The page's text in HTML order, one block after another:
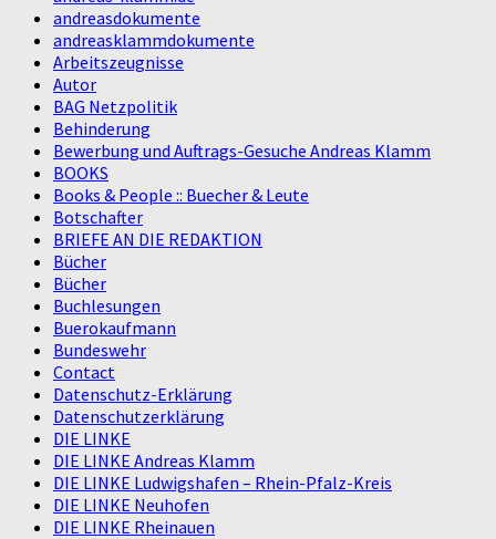
andreasdokumente
andreasklammdokumente
Arbeitszeugnisse
Autor
BAG Netzpolitik
Behinderung
Bewerbung und Auftrags-Gesuche Andreas Klamm
BOOKS
Books & People :: Buecher & Leute
Botschafter
BRIEFE AN DIE REDAKTION
Bücher
Bücher
Buchlesungen
Buerokaufmann
Bundeswehr
Contact
Datenschutz-Erklärung
Datenschutzerklärung
DIE LINKE
DIE LINKE Andreas Klamm
DIE LINKE Ludwigshafen – Rhein-Pfalz-Kreis
DIE LINKE Neuhofen
DIE LINKE Rheinauen